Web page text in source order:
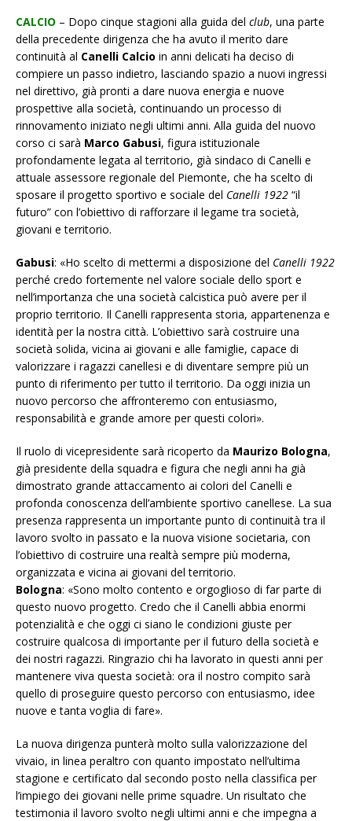
CALCIO – Dopo cinque stagioni alla guida del club, una parte
della precedente dirigenza che ha avuto il merito dare
continuità al Canelli Calcio in anni delicati ha deciso di
compiere un passo indietro, lasciando spazio a nuovi ingressi
nel direttivo, già pronti a dare nuova energia e nuove
prospettive alla società, continuando un processo di
rinnovamento iniziato negli ultimi anni. Alla guida del nuovo
corso ci sarà Marco Gabusi, figura istituzionale
profondamente legata al territorio, già sindaco di Canelli e
attuale assessore regionale del Piemonte, che ha scelto di
sposare il progetto sportivo e sociale del Canelli 1922 “il
futuro” con l’obiettivo di rafforzare il legame tra società,
giovani e territorio.
Gabusi: «Ho scelto di mettermi a disposizione del Canelli 1922
perché credo fortemente nel valore sociale dello sport e
nell’importanza che una società calcistica può avere per il
proprio territorio. Il Canelli rappresenta storia, appartenenza e
identità per la nostra città. L’obiettivo sarà costruire una
società solida, vicina ai giovani e alle famiglie, capace di
valorizzare i ragazzi canellesi e di diventare sempre più un
punto di riferimento per tutto il territorio. Da oggi inizia un
nuovo percorso che affronteremo con entusiasmo,
responsabilità e grande amore per questi colori».
Il ruolo di vicepresidente sarà ricoperto da Maurizo Bologna,
già presidente della squadra e figura che negli anni ha già
dimostrato grande attaccamento ai colori del Canelli e
profonda conoscenza dell’ambiente sportivo canellese. La sua
presenza rappresenta un importante punto di continuità tra il
lavoro svolto in passato e la nuova visione societaria, con
l’obiettivo di costruire una realtà sempre più moderna,
organizzata e vicina ai giovani del territorio.
Bologna: «Sono molto contento e orgoglioso di far parte di
questo nuovo progetto. Credo che il Canelli abbia enormi
potenzialità e che oggi ci siano le condizioni giuste per
costruire qualcosa di importante per il futuro della società e
dei nostri ragazzi. Ringrazio chi ha lavorato in questi anni per
mantenere viva questa società: ora il nostro compito sarà
quello di proseguire questo percorso con entusiasmo, idee
nuove e tanta voglia di fare».
La nuova dirigenza punterà molto sulla valorizzazione del
vivaio, in linea peraltro con quanto impostato nell’ultima
stagione e certificato dal secondo posto nella classifica per
l’impiego dei giovani nelle prime squadre. Un risultato che
testimonia il lavoro svolto negli ultimi anni e che impegna a